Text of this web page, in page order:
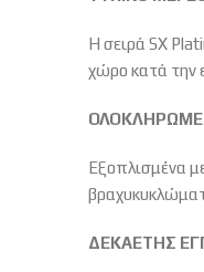
Η σειρά SX
χώρο κατά την
Εξοπλισμένα
ΔΕΚΑΕΤΗΣ